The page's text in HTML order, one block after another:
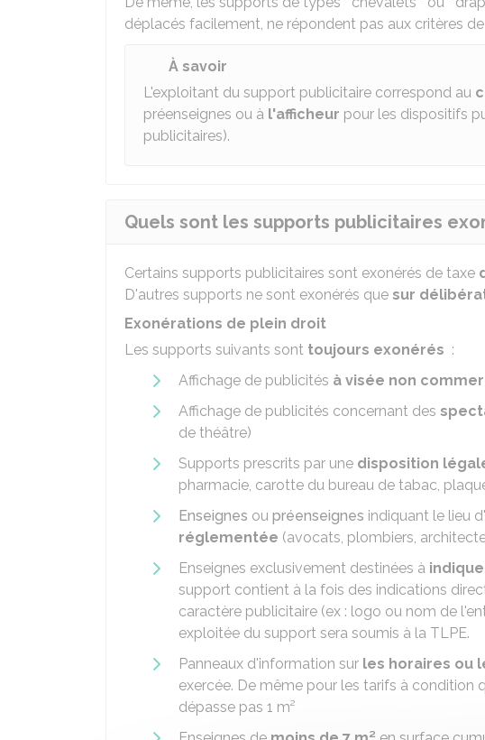
déplacés facilement, ne répondent pas aux critères
À savoir
L'exploitant du support publicitaire correspond au
préenseignes ou à l'afficheur pour les dispositifs
publicitaires).
Quels sont les supports publicitaires
Certains supports publicitaires sont exonérés de taxe
D'autres supports ne sont exonérés que sur
Exonérations de plein droit
Les supports suivants sont toujours exonérés :
Affichage de publicités à visée non
Affichage de publicités concernant des
de théâtre)
Supports prescrits par une disposition
pharmacie, carotte du bureau de tabac,
Enseignes ou préenseignes indiquant le lieu
réglementée (avocats, plombiers,
Enseignes exclusivement destinées à
support contient à la fois des indications
caractère publicitaire (ex : logo ou nom de
exploitée du support sera soumis à la TLPE.
Panneaux d'information sur les horaires ou
exercée. De même pour les tarifs à condition
dépasse pas 1 m²